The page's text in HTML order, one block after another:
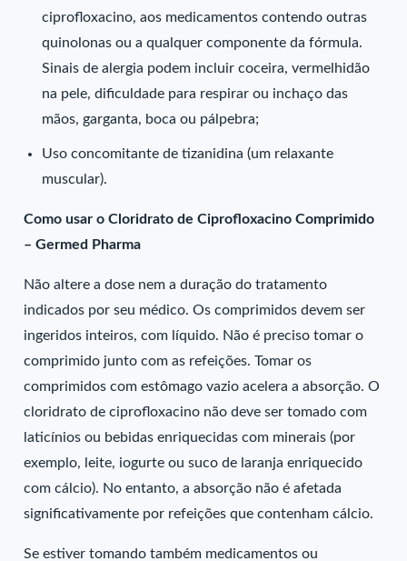
ciprofloxacino, aos medicamentos contendo outras
quinolonas ou a qualquer componente da fórmula.
Sinais de alergia podem incluir coceira, vermelhidão
na pele, dificuldade para respirar ou inchaço das
mãos, garganta, boca ou pálpebra;
Uso concomitante de tizanidina (um relaxante
muscular).
Como usar o Cloridrato de Ciprofloxacino Comprimido
– Germed Pharma
Não altere a dose nem a duração do tratamento
indicados por seu médico. Os comprimidos devem ser
ingeridos inteiros, com líquido. Não é preciso tomar o
comprimido junto com as refeições. Tomar os
comprimidos com estômago vazio acelera a absorção. O
cloridrato de ciprofloxacino não deve ser tomado com
laticínios ou bebidas enriquecidas com minerais (por
exemplo, leite, iogurte ou suco de laranja enriquecido
com cálcio). No entanto, a absorção não é afetada
significativamente por refeições que contenham cálcio.
Se estiver tomando também medicamentos ou